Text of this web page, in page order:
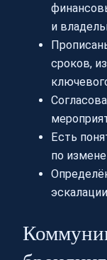
и
сроков,
Есть
по